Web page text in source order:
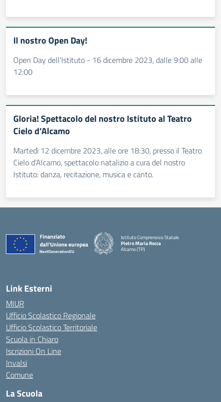
Il nostro Open Day!
Open Day dell'Istituto - 16 dicembre 2023, dalle 9:00 alle
12:00
Gloria! Spettacolo del nostro Istituto al Teatro
Cielo d’Alcamo
Martedì 12 dicembre 2023, alle ore 18:30, presso il Teatro
Cielo d'Alcamo, spettacolo natalizio a cura del nostro
Istituto: danza, recitazione, musica e canto.
Istituto Comprensivo Statale
Pietro Maria Rocca
Alcamo (TP)
Link Esterni
MIUR
Ufficio Scolastico Regionale
Ufficio Scolastico Territoriale
Scuola in Chiaro
Iscrizioni On Line
Invalsi
Comune
La Scuola